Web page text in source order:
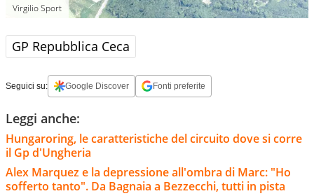
Virgilio Sport
GP Repubblica Ceca
Seguici su: Google Discover Fonti preferite
Leggi anche:
Hungaroring, le caratteristiche del circuito dove si corre
il Gp d'Ungheria
Alex Marquez e la depressione all'ombra di Marc: "Ho
sofferto tanto". Da Bagnaia a Bezzecchi, tutti in pista